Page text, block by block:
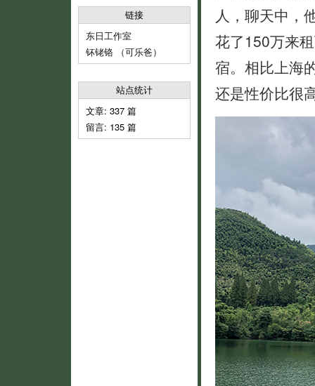
链接
东日工作室
钚铑铬 （可乐爸）
站点统计
文章: 337 篇
留言: 135 篇
人，聊天中，
花了150万来
宿。相比上海
还是性价比很